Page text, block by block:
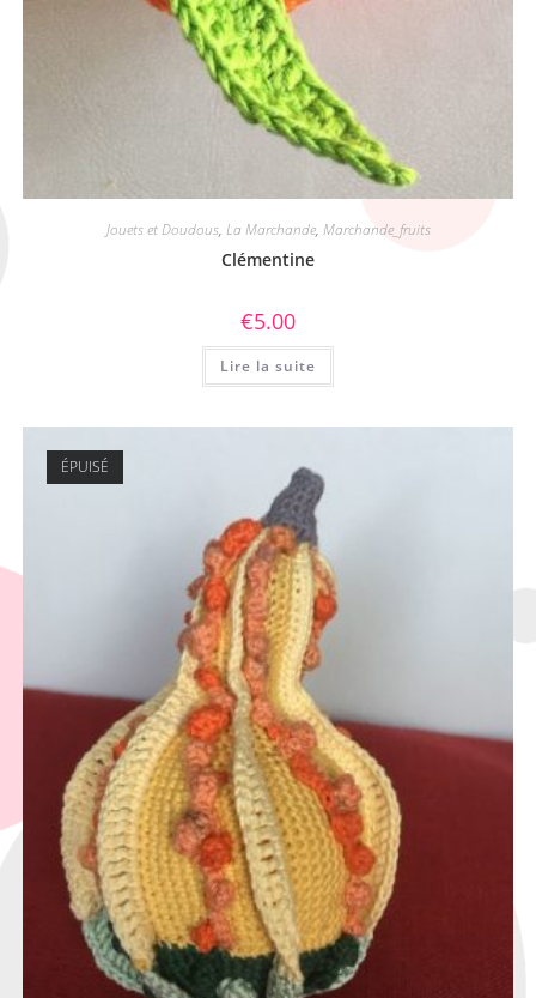
Jouets et Doudous, La Marchande, Marchande_fruits
Clémentine
€5.00
Lire la suite
ÉPUISÉ